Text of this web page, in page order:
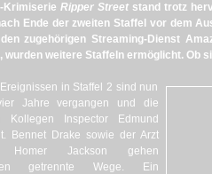
KrimiserieRipper Street stand trotz
Ende der zweiten Staffel vor dem
zugehörigen Streaming-Dienst
wurden weitere Staffeln ermöglicht. Ob
in Staffel 2 sind nun
Jahre vergangen und die
Kollegen Inspector Edmund
Bennet Drake sowie der Arzt
Homer Jackson gehen
getrennte Wege. Ein